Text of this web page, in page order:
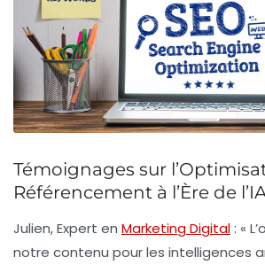
Témoignages sur
Référencement à l’Ère de
Julien, Expert en Marketing Digital: «
notre contenu pour les intelligences